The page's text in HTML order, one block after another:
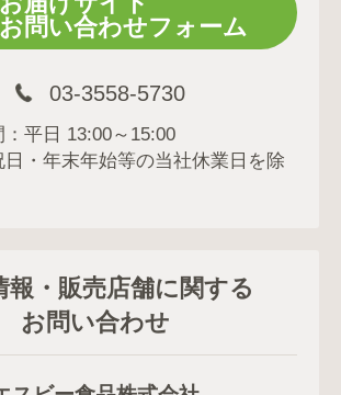
お問い合わせフォーム
03-3558-5730
平日 13:00～15:00
日・年末年始等の当社休業日を除
報・販売店舗に関する
お問い合わせ